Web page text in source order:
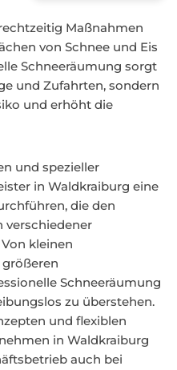
Maßnahmen
von Schnee und Eis
Schneeräumung sorgt
und Zufahrten, sondern
und erhöht die
und spezieller
in Waldkraiburg eine
die den
verschiedener
kleinen
Schneeräumung
zu überstehen.
und flexiblen
in Waldkraiburg
auch bei